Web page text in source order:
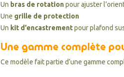
Un bras de rotationpour ajuster
Une grille de protection
Un kit d’encastrementpour plafond
Une gamme complète
Ce modèle fait partie d’une gamme